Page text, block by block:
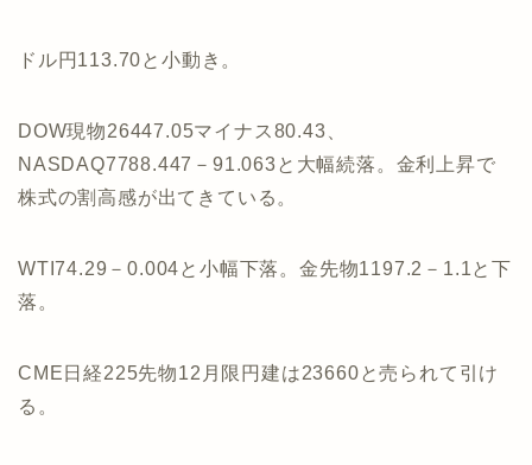
ドル円113.70と小動き。
DOW現物26447.05マイナス80.43、
NASDAQ7788.447－91.063と大幅続落。金利上昇で
株式の割高感が出てきている。
WTI74.29－0.004と小幅下落。金先物1197.2－1.1と下
落。
CME日経225先物12月限円建は23660と売られて引け
る。